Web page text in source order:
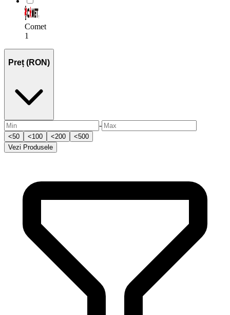
Comet
1
Preț (RON)
-
<50 <100 <200 <500
Vezi Produsele